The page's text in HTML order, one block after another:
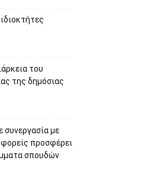
του
της δημόσιας
συνεργασία με
προσφέρει
σπουδών